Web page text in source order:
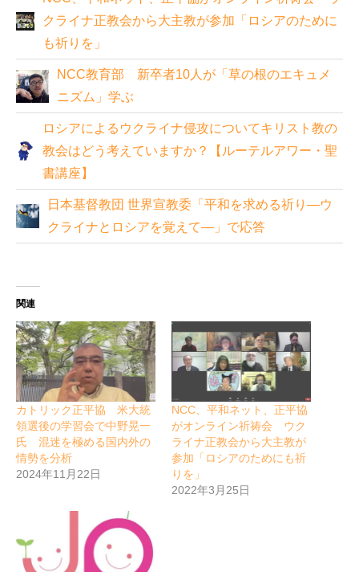
クライナ正教会から大主教が参加「ロシアのために
も祈りを」
NCC教育部 新卒者10人が「草の根のエキュメ
ニズム」学ぶ
ロシアによるウクライナ侵攻についてキリスト教の
教会はどう考えていますか？【ルーテルアワー・聖
書講座】
日本基督教団 世界宣教委「平和を求める祈り―ウ
クライナとロシアを覚えて―」で応答
関連
カトリック正平協 米大統
領選後の学習会で中野晃一
氏 混迷を極める国内外の
情勢を分析
2024年11月22日
NCC、平和ネット、正平協
がオンライン祈祷会 ウク
ライナ正教会から大主教が
参加「ロシアのためにも祈
りを」
2022年3月25日